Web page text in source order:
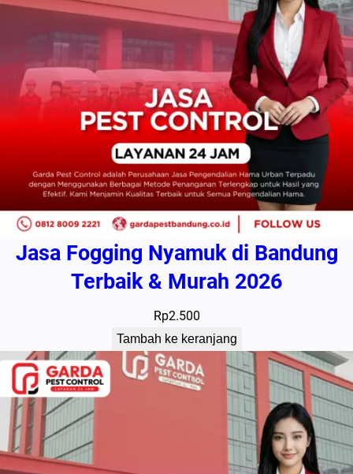
Jasa Fogging Nyamuk di Bandung
Terbaik & Murah 2026
Rp2.500
Tambah ke keranjang